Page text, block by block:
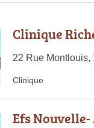
Clinique
22 Rue Montlouis,
Clinique
Efs